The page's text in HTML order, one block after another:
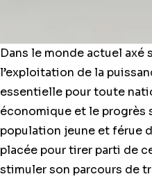
Dans le monde actuel axé
l’exploitation de la
essentielle pour toute
économique et le progrès
population jeune et férue
placée pour tirer parti de
stimuler son parcours de